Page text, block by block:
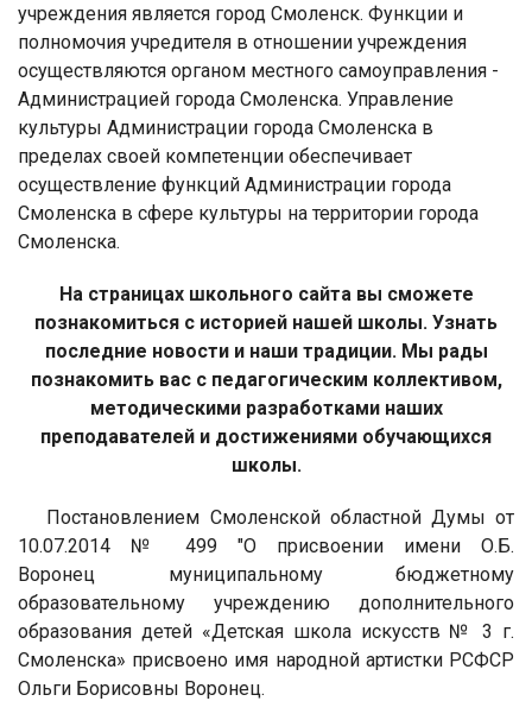
учреждения является город Смоленск. Функции и
полномочия учредителя в отношении учреждения
осуществляются органом местного самоуправления -
Администрацией города Смоленска. Управление
культуры Администрации города Смоленска в
пределах своей компетенции обеспечивает
осуществление функций Администрации города
Смоленска в сфере культуры на территории города
Смоленска.
На страницах школьного сайта вы сможете
познакомиться с историей нашей школы. Узнать
последние новости и наши традиции. Мы рады
познакомить вас с педагогическим коллективом,
методическими разработками наших
преподавателей и достижениями обучающихся
школы.
Постановлением Смоленской областной Думы от
10.07.2014 № 499 "О присвоении имени О.Б.
Воронец муниципальному бюджетному
образовательному учреждению дополнительного
образования детей «Детская школа искусств № 3 г.
Смоленска» присвоено имя народной артистки РСФСР
Ольги Борисовны Воронец.